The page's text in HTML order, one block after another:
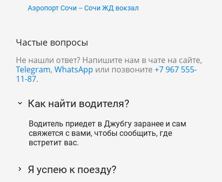
Аэропорт Сочи – Сочи ЖД вокзал
Частые вопросы
Не нашли ответ? Напишите нам в чате на сайте,
Telegram, WhatsApp или позвоните +7 967 555-
11-87.
Как найти водителя?
Водитель приедет в Джубгу заранее и сам
свяжется с вами, чтобы сообщить, где
встретит вас.
Я успею к поезду?